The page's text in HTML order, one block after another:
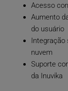
Acesso
Aumento
do usuário
Integração
nuvem
Suporte
da Inuvika